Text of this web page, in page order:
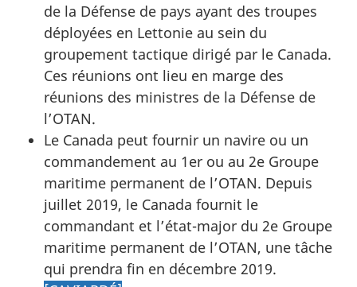
de la Défense de pays ayant des troupes
déployées en Lettonie au sein du
groupement tactique dirigé par le Canada.
Ces réunions ont lieu en marge des
réunions des ministres de la Défense de
l’OTAN.
Le Canada peut fournir un navire ou un
commandement au 1er ou au 2e Groupe
maritime permanent de l’OTAN. Depuis
juillet 2019, le Canada fournit le
commandant et l’état-major du 2e Groupe
maritime permanent de l’OTAN, une tâche
qui prendra fin en décembre 2019.